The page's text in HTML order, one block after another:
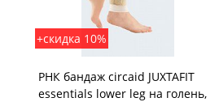
+скидка 10%
РНК бандаж circaid JUXTAFIT
essentials lower leg на голень,